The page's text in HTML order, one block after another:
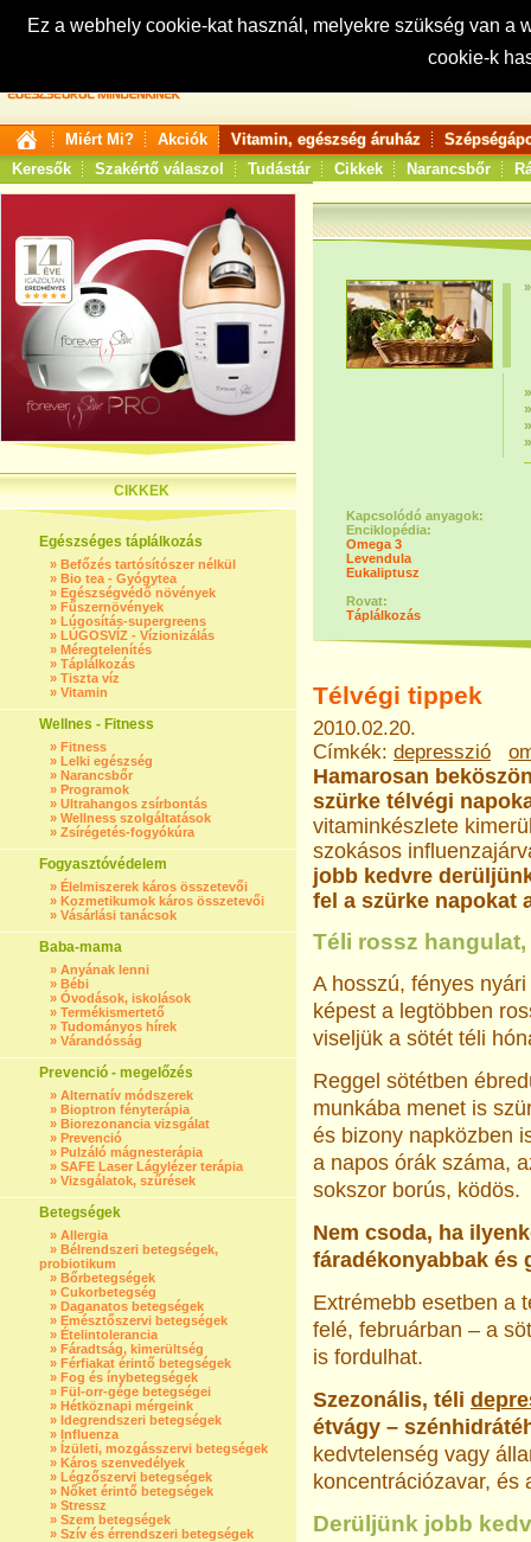
Ez a webhely cookie-kat használ, melyekre szükség van
cookie-k
Keresés:
Miért Mi? Akciók Vitamin, egészség áruház
Keresők
Szakértő válaszol Tudástár Cikkek Narancsbőr
CIKKEK
Egészséges táplálkozás
» Befőzés tartósítószer nélkül
» Bio tea - Gyógytea
» Egészségvédő növények
» Fűszernövények
» Lúgosítás-supergreens
» LÚGOSVÍZ - Vízionizálás
» Méregtelenítés
» Táplálkozás
» Tiszta víz
» Vitamin
Wellnes - Fitness
» Fitness
» Lelki egészség
» Narancsbőr
» Programok
» Ultrahangos zsírbontás
» Wellness szolgáltatások
» Zsírégetés-fogyókúra
Fogyasztóvédelem
» Élelmiszerek káros összetevői
» Kozmetikumok káros összetevői
» Vásárlási tanácsok
Baba-mama
» Anyának lenni
» Bébi
» Óvodások, iskolások
» Termékismertető
» Tudományos hírek
» Várandósság
Prevenció - megelőzés
» Alternatív módszerek
» Bioptron fényterápia
» Biorezonancia vizsgálat
» Prevenció
» Pulzáló mágnesterápia
» SAFE Laser Lágylézer terápia
» Vizsgálatok, szűrések
Betegségek
» Allergia
» Bélrendszeri betegségek,
probiotikum
» Bőrbetegségek
» Cukorbetegség
» Daganatos betegségek
» Emésztőszervi betegségek
» Ételintolerancia
» Fáradtság, kimerültség
» Férfiakat érintő betegségek
» Fog és ínybetegségek
» Fül-orr-gége betegségei
» Hétköznapi mérgeink
» Idegrendszeri betegségek
» Influenza
» Ízületi, mozgásszervi betegségek
» Káros szenvedélyek
» Légzőszervi betegségek
» Nőket érintő betegségek
» Stressz
» Szem betegségek
» Szív és érrendszeri betegségek
Kapcsolódó anyagok:
Enciklopédia:
Omega 3
Levendula
Eukaliptusz
Rovat:
Táplálkozás
Télvégi tippek
2010.02.20.
Címkék: depresszió
Hamarosan
szürke télvégi
vitaminkészlete
szokásos
jobb kedvre
fel a szürke napokat
Téli rossz
A hosszú, fényes
képest a legtöbben
viseljük a sötét téli
Reggel sötétben
munkába menet is
és bizony napközben
a napos órák száma,
sokszor borús, ködös.
Nem csoda, ha
fáradékonyabbak és
Extrémebb esetben a
felé, februárban – a
is fordulhat.
Szezonális, téli
étvágy –
kedvtelenség vagy
koncentrációzavar, és
Derüljünk jobb